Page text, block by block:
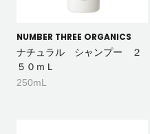
NUMBER THREE ORGANICS
ナチュラル シャンプー ２
５０ｍＬ
250mL